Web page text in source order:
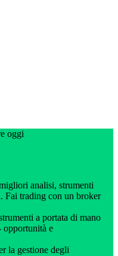
oggi
analisi, strumenti
Fai trading con un broker
a portata di mano
opportunità e
la gestione degli